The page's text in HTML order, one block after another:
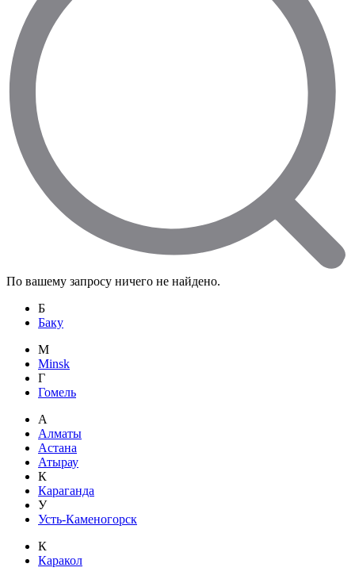
По вашему запросу ничего не найдено.
Б
Баку
M
Minsk
Г
Гомель
А
Алматы
Астана
Атырау
К
Караганда
У
Усть-Каменогорск
К
Каракол